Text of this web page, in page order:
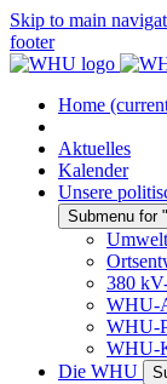
Skip to main
footer
Home
Aktuelles
Kalender
Unsere
Submenu for
380
WHU-
WHU-
WHU-
Die WHU